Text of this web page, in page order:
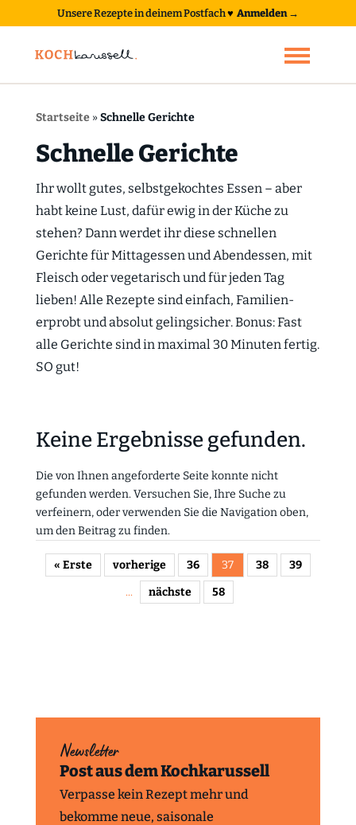
Unsere Rezepte in deinem Postfach♥ Anmelden →
Startseite»Schnelle Gerichte
Schnelle Gerichte
Ihr wollt gutes, selbstgekochtes Essen – aber
habt keine Lust, dafür ewig in der Küche zu
stehen? Dann werdet ihr diese schnellen
Gerichte für Mittagessen und Abendessen, mit
Fleisch oder vegetarisch und für jeden Tag
lieben! Alle Rezepte sind einfach, Familien-
erprobt und absolut gelingsicher. Bonus: Fast
alle Gerichte sind in maximal 30 Minuten fertig.
SO gut!
Keine Ergebnisse gefunden.
Die von Ihnen angeforderte Seite konnte nicht
gefunden werden. Versuchen Sie, Ihre Suche zu
verfeinern, oder verwenden Sie die Navigation oben,
um den Beitrag zu finden.
« Erste vorherige 36 37 38
39
...
nächste 58
Newsletter
Post aus dem Kochkarussell
Verpasse kein Rezept mehr und
bekomme neue, saisonale